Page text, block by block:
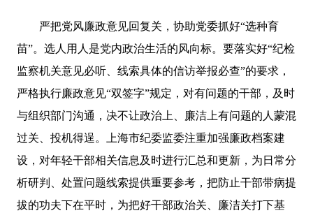
严把党风廉政意见回复关，协助党委抓好“选种育
苗”。选人用人是党内政治生活的风向标。要落实好“纪检
监察机关意见必听、线索具体的信访举报必查”的要求，
严格执行廉政意见“双签字”规定，对有问题的干部，及时
与组织部门沟通，决不让政治上、廉洁上有问题的人蒙混
过关、投机得逞。上海市纪委监委注重加强廉政档案建
设，对年轻干部相关信息及时进行汇总和更新，为日常分
析研判、处置问题线索提供重要参考，把防止干部带病提
拔的功夫下在平时，为把好干部政治关、廉洁关打下基